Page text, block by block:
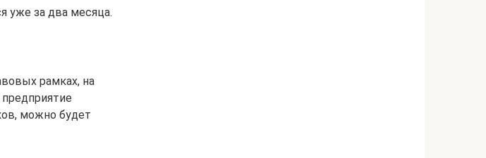
уже за два месяца.
рамках, на
можно будет